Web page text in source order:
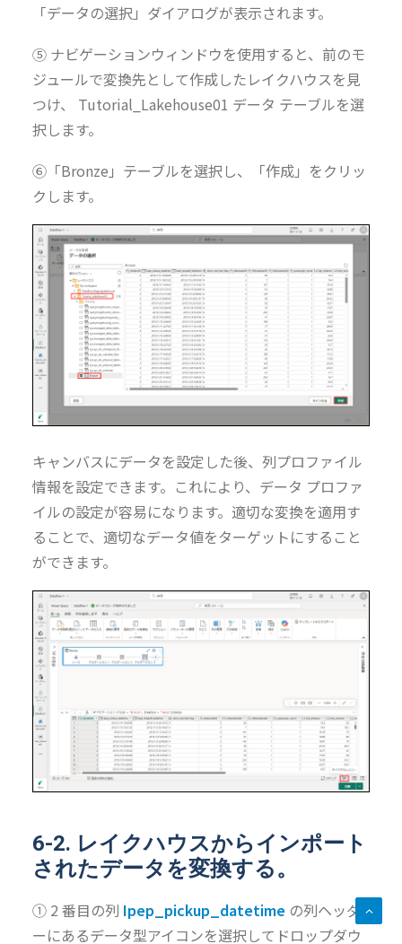
「データの選択」ダイアログが表示されます。
⑤ ナビゲーションウィンドウを使用すると、前のモ
ジュールで変換先として作成したレイクハウスを見
つけ、 Tutorial_Lakehouse01 データ テーブルを選
択します。
⑥「Bronze」テーブルを選択し、「作成」をクリッ
クします。
キャンバスにデータを設定した後、列プロファイル
情報を設定できます。これにより、データ プロファ
イルの設定が容易になります。適切な変換を適用す
ることで、適切なデータ値をターゲットにすること
ができます。
6-2. レイクハウスからインポート
されたデータを変換する。
① 2 番目の列 Ipep_pickup_datetime の列ヘッダ
ーにあるデータ型アイコンを選択してドロップダウ